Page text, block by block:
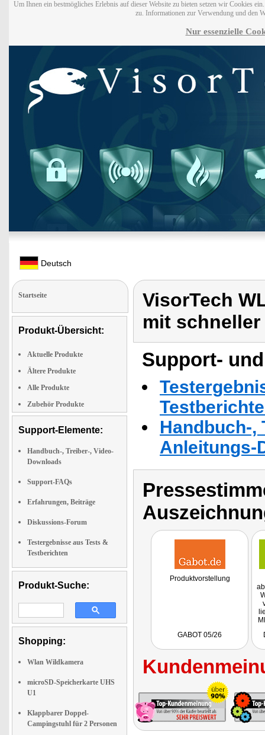
Um Ihnen ein bestmögliches Erlebnis auf dieser Website zu bieten setzen wir Cookies
zu. Informationen zur Verwendung und den
Nur essenzielle
Deutsch
Startseite
Produkt-Übersicht:
Aktuelle Produkte
Ältere Produkte
Alle Produkte
Zubehör Produkte
Support-Elemente:
Handbuch-, Treiber-, Video-
Downloads
Support-FAQs
Erfahrungen, Beiträge
Diskussions-Forum
Testergebnisse aus Tests &
Testberichten
Produkt-Suche:
Shopping:
Wlan Wildkamera
microSD-Speicherkarte UHS
U1
Klappbarer Doppel-
Campingstuhl für 2 Personen
VisorTech
mit
Support-
Handbuch-,
Anleitungs-
Produktvorstellung
GABOT 05/26